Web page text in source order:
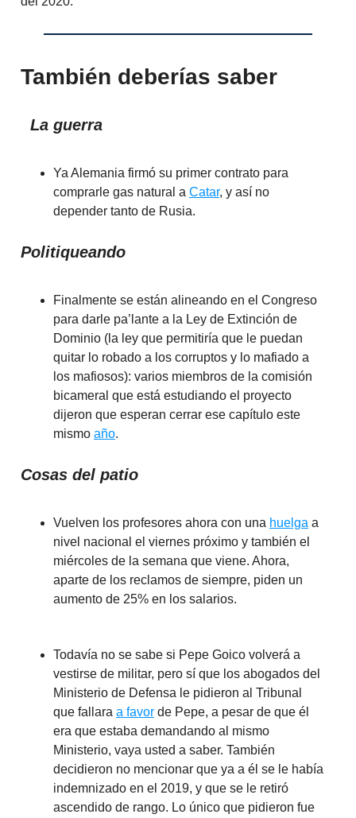
También deberías saber
La guerra
Ya Alemania firmó su primer contrato para
comprarle gas natural a Catar, y así no
depender tanto de Rusia.
Politiqueando
Finalmente se están alineando en el Congreso
para darle pa’lante a la Ley de Extinción de
Dominio (la ley que permitiría que le puedan
quitar lo robado a los corruptos y lo mafiado a
los mafiosos): varios miembros de la comisión
bicameral que está estudiando el proyecto
dijeron que esperan cerrar ese capítulo este
mismo año.
Cosas del patio
Vuelven los profesores ahora con una huelga a
nivel nacional el viernes próximo y también el
miércoles de la semana que viene. Ahora,
aparte de los reclamos de siempre, piden un
aumento de 25% en los salarios.
Todavía no se sabe si Pepe Goico volverá a
vestirse de militar, pero sí que los abogados del
Ministerio de Defensa le pidieron al Tribunal
que fallara a favor de Pepe, a pesar de que él
era que estaba demandando al mismo
Ministerio, vaya usted a saber. También
decidieron no mencionar que ya a él se le había
indemnizado en el 2019, y que se le retiró
ascendido de rango. Lo único que pidieron fue